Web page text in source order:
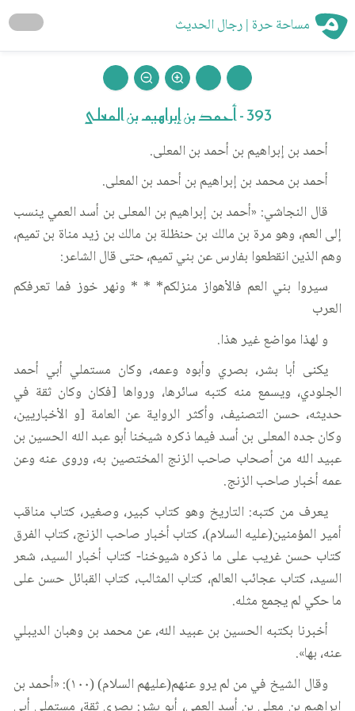
مساحة حرة | رجال الحديث
393 - أحمد بن إبراهيم بن المعلى
أحمد بن إبراهيم بن أحمد بن المعلى.
أحمد بن محمد بن إبراهيم بن أحمد بن المعلى.
قال النجاشي: «أحمد بن إبراهيم بن المعلى بن أسد العمي ينسب
إلى العم، وهو مرة بن مالك بن حنظلة بن مالك بن زيد مناة بن تميم،
وهم الذين انقطعوا بفارس عن بني تميم، حتى قال الشاعر:
سيروا بني العم فالأهواز منزلكم* * * ونهر خوز فما تعرفكم
العرب
و لهذا مواضع غير هذا.
يكنى أبا بشر، بصري وأبوه وعمه، وكان مستملي أبي أحمد
الجلودي، ويسمع منه كتبه سائرها، ورواها [فكان وكان ثقة في
حديثه، حسن التصنيف، وأكثر الرواية عن العامة [و الأخباريين،
وكان جده المعلى بن أسد فيما ذكره شيخنا أبو عبد الله الحسين بن
عبيد الله من أصحاب صاحب الزنج المختصين به، وروى عنه وعن
عمه أخبار صاحب الزنج.
يعرف من كتبه: التاريخ وهو كتاب كبير، وصغير، كتاب مناقب
أمير المؤمنين(عليه السلام)، كتاب أخبار صاحب الزنج، كتاب الفرق
كتاب حسن غريب على ما ذكره شيوخنا- كتاب أخبار السيد، شعر
السيد، كتاب عجائب العالم، كتاب المثالب، كتاب القبائل حسن على
ما حكي لم يجمع مثله.
أخبرنا بكتبه الحسين بن عبيد الله، عن محمد بن وهبان الديبلي
عنه، بها».
وقال الشيخ في من لم يرو عنهم(عليهم السلام) (١٠٠): «أحمد بن